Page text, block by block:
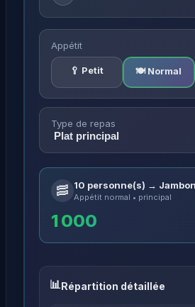
Appétit
🥄 Petit 🍽️ Normal
Type de repas
🥓 10 personne(s) →
Appétit normal • principal
1 000
Répartition détaillée